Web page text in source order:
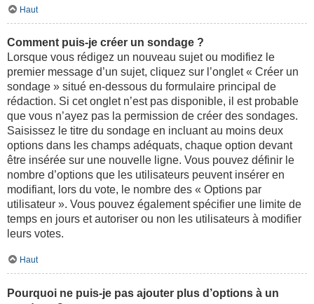
Haut
Comment puis-je créer un sondage ?
Lorsque vous rédigez un nouveau sujet ou modifiez le
premier message d’un sujet, cliquez sur l’onglet « Créer un
sondage » situé en-dessous du formulaire principal de
rédaction. Si cet onglet n’est pas disponible, il est probable
que vous n’ayez pas la permission de créer des sondages.
Saisissez le titre du sondage en incluant au moins deux
options dans les champs adéquats, chaque option devant
être insérée sur une nouvelle ligne. Vous pouvez définir le
nombre d’options que les utilisateurs peuvent insérer en
modifiant, lors du vote, le nombre des « Options par
utilisateur ». Vous pouvez également spécifier une limite de
temps en jours et autoriser ou non les utilisateurs à modifier
leurs votes.
Haut
Pourquoi ne puis-je pas ajouter plus d’options à un